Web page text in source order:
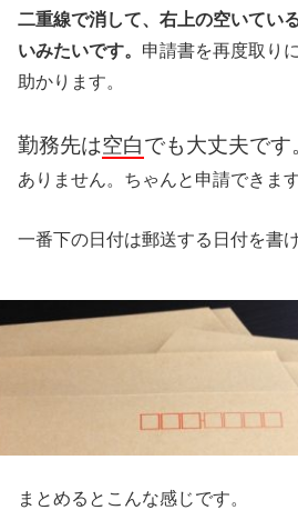
二重線で消して、右上の空いてい
いみたいです。 申請書を再度取り
助かります。
勤務先は空白でも大丈夫です
ありません。ちゃんと申請できま
一番下の日付は郵送する日付を書
まとめるとこんな感じです。